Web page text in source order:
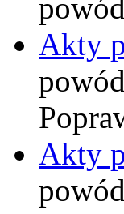
Akty
Akty